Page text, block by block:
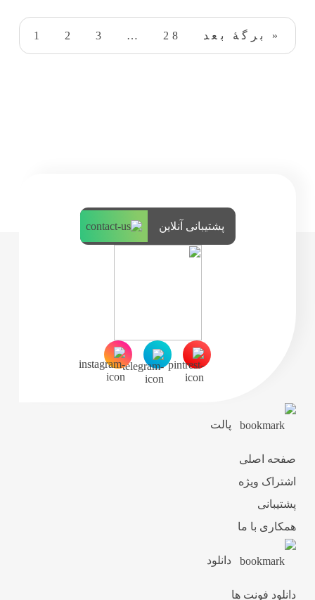
1 2 3 … 28 برگهٔ بعد »
پالت
صفحه اصلی
اشتراک ویژه
پشتیبانی
همکاری با ما
دانلود
دانلود فونت ها
پشتیبانی آنلاین